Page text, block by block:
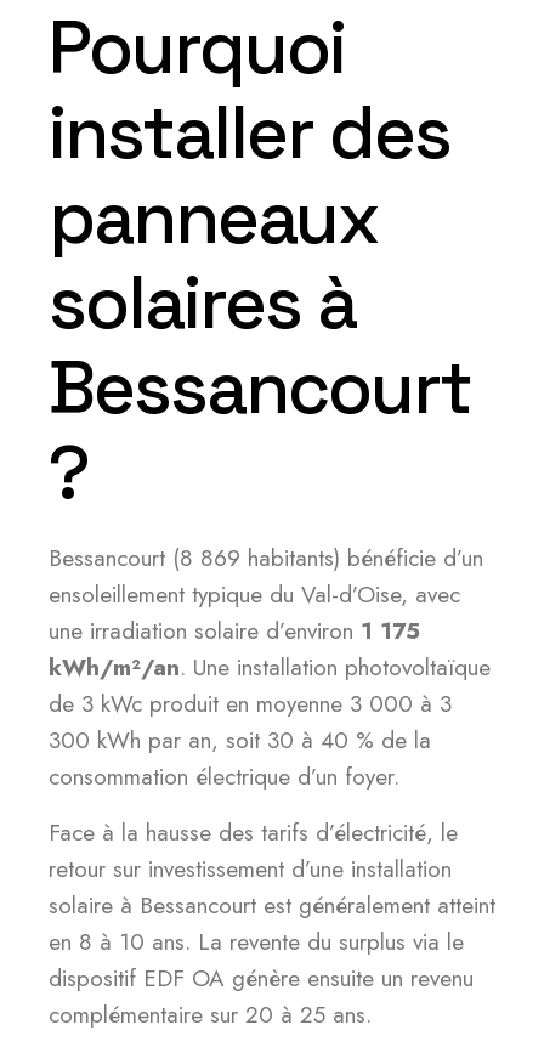
Pourquoi
installer des
panneaux
solaires à
Bessancourt
?
Bessancourt (8 869 habitants) bénéficie d’un
ensoleillement typique du Val-d’Oise, avec
une irradiation solaire d’environ 1 175
kWh/m²/an. Une installation photovoltaïque
de 3 kWc produit en moyenne 3 000 à 3
300 kWh par an, soit 30 à 40 % de la
consommation électrique d’un foyer.
Face à la hausse des tarifs d’électricité, le
retour sur investissement d’une installation
solaire à Bessancourt est généralement atteint
en 8 à 10 ans. La revente du surplus via le
dispositif EDF OA génère ensuite un revenu
complémentaire sur 20 à 25 ans.